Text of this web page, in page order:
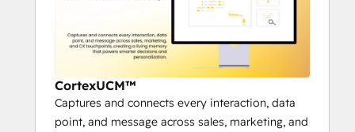
every interaction, data point, and
message across sales, marketing, and
CX touchpoints, creating a living
memory that powers smarter
decisions and personalization.
AI Properties: Turns AI-generated
insights, scores, and actions into
CortexUCM™
Captures and connects every interaction, data
point, and message across sales, marketing, and